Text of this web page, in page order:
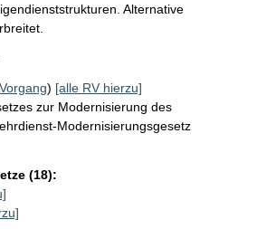
Alternative
Vorgang) [alle RV hierzu]
zur Modernisierung des
Modernisierungsgesetz
(18):